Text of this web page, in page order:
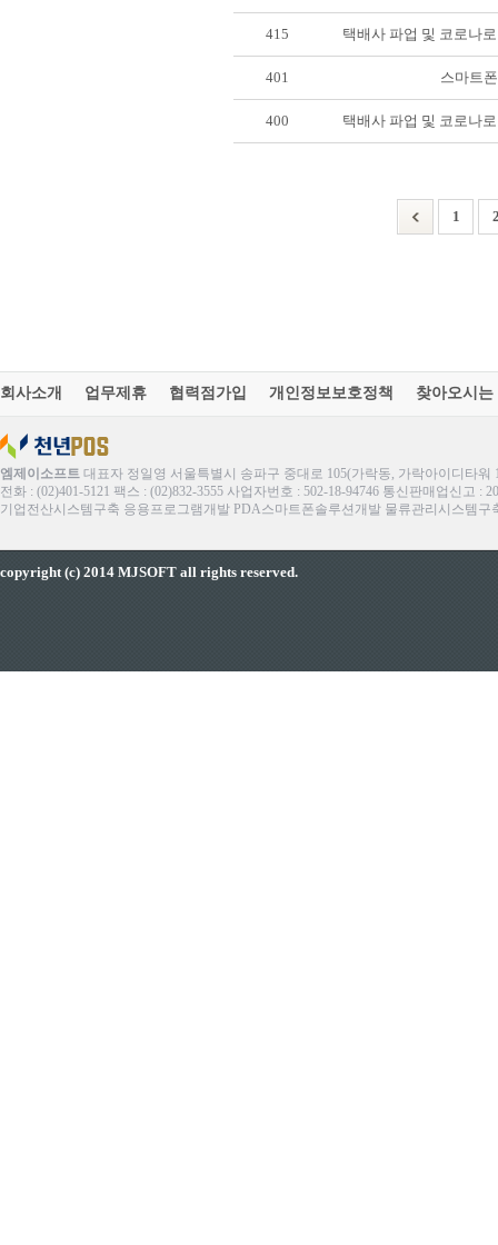
415 택배사 파업 및 코로나
401 스마트
400 택배사 파업 및 코로나
1
회사소개 업무제휴 협력점가입 개인정보보호정책 찾아오시는
엠제이소프트 대표자 정일영 서울특별시 송파구 중대로 105(가락동, 가락아이디타워
전화 : (02)401-5121 팩스 : (02)832-3555 사업자번호 : 502-18-94746 통신판매업신고 :
기업전산시스템구축 응용프로그램개발 PDA스마트폰솔루션개발 물류관리시스템구
copyright (c) 2014 MJSOFT all rights reserved.